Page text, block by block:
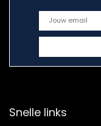
Snelle links